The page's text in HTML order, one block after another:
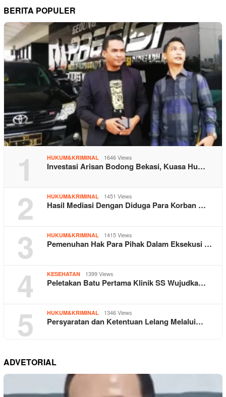
BERITA POPULER
1 HUKUM&KRIMINAL 1646 Views
Investasi Arisan Bodong Bekasi, Kuasa Hu…
2 HUKUM&KRIMINAL 1451 Views
Hasil Mediasi Dengan Diduga Para Korban …
3 HUKUM&KRIMINAL 1415 Views
Pemenuhan Hak Para Pihak Dalam Eksekusi …
4 KESEHATAN 1399 Views
Peletakan Batu Pertama Klinik SS Wujudka…
5 HUKUM&KRIMINAL 1346 Views
Persyaratan dan Ketentuan Lelang Melalui…
ADVETORIAL